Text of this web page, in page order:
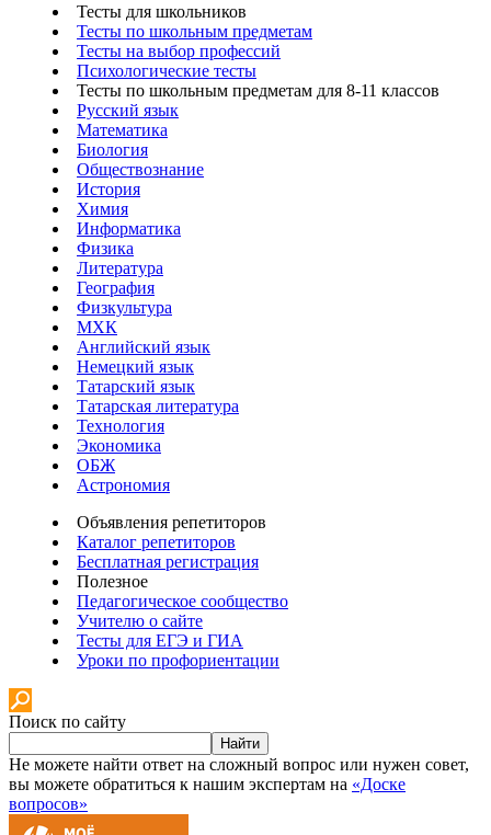
Тесты для школьников
Тесты по школьным предметам
Тесты на выбор профессий
Психологические тесты
Тесты по школьным предметам для 8-11 классов
Русский язык
Математика
Биология
Обществознание
История
Химия
Информатика
Физика
Литература
География
Физкультура
МХК
Английский язык
Немецкий язык
Татарский язык
Татарская литература
Технология
Экономика
ОБЖ
Астрономия
Объявления репетиторов
Каталог репетиторов
Бесплатная регистрация
Полезное
Педагогическое сообщество
Учителю о сайте
Тесты для ЕГЭ и ГИА
Уроки по профориентации
Поиск по сайту
Найти
Не можете найти ответ на сложный вопрос или нужен совет,
вы можете обратиться к нашим экспертам на «Доске
вопросов»